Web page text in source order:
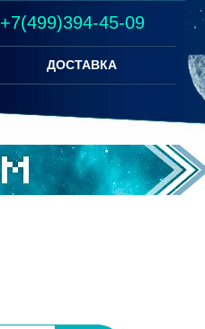
+7(499)394-45-09
ДОСТАВКА